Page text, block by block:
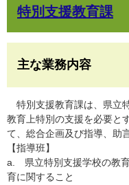
特別支援教育課
主な業務内容
特別支援教育課は、県立
教育上特別の支援を必要と
て、総合企画及び指導、助
【指導班】
a. 県立特別支援学校の教
育に関すること